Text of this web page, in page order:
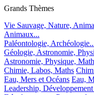
Grands Thèmes
Vie Sauvage, Nature,
Animaux...
Paléontologie,
Géologie, Astronomie,
Astronomie, Physique,
Chimie, Labos, Maths
Eau, Mers et Océans Eau,
Leadership, Développement